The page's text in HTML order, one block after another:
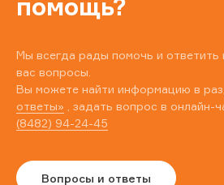
помощь?
Мы всегда рады помочь и ответить
вас вопросы.
Вы можете найти информацию в
ответы» , задать вопрос в онлайн-
(8482) 94-24-45
Вопросы и ответы